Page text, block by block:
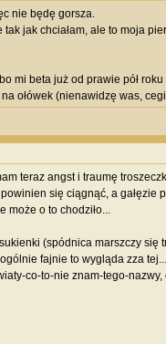
nie będę gorsza.
jak chciałam, ale to moja
mi beta już od prawie pół
ołówek (nienawidzę was,
teraz angst i traumę
się ciągnąć, a gałęzie
może o to chodziło...
(spódnica marszczy się
fajnie to wygląda zza
co-to-nie znam-tego-